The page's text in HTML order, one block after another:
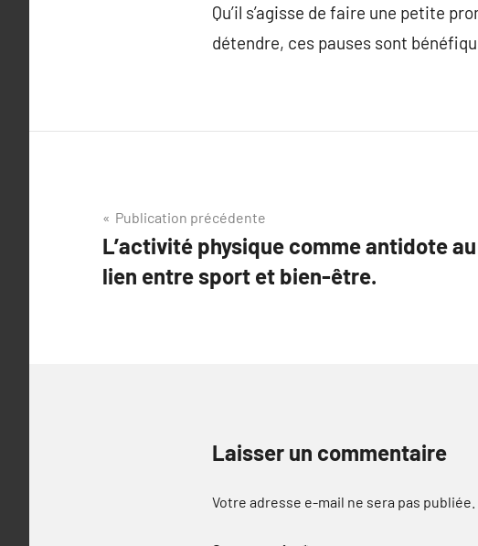
Qu’il s’agisse de faire une petite
détendre, ces pauses sont
Navigation
de
l’article
Publication précédente
L’activité physique comme antidote
lien entre sport et bien-être.
Laisser un commentaire
Votre adresse e-mail ne sera pas publiée.